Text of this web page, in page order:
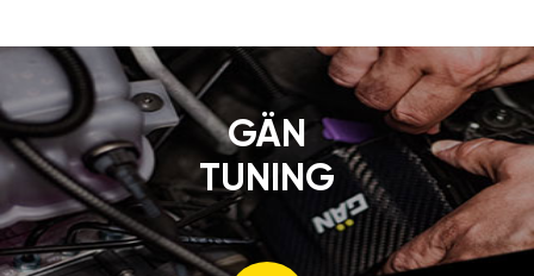
GÄN
TUNING